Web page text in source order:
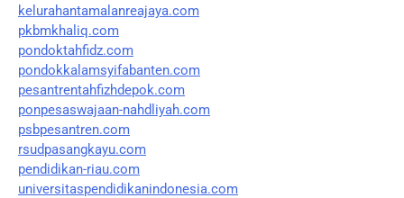
kelurahantamalanreajaya.com
pkbmkhaliq.com
pondoktahfidz.com
pondokkalamsyifabanten.com
pesantrentahfizhdepok.com
ponpesaswajaan-nahdliyah.com
psbpesantren.com
rsudpasangkayu.com
pendidikan-riau.com
universitaspendidikanindonesia.com